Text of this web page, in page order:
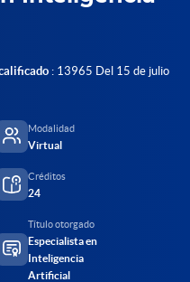
: 13965 Del 15 de julio
Modalidad
Virtual
Créditos
24
Título otorgado
Especialista en
Inteligencia
Artificial